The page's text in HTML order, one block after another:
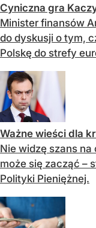
Cyniczna gra
Minister finansów
do dyskusji o tym,
Polskę do strefy
Ważne wieści dla
Nie widzę szans
może się zacząć –
Polityki Pieniężnej.